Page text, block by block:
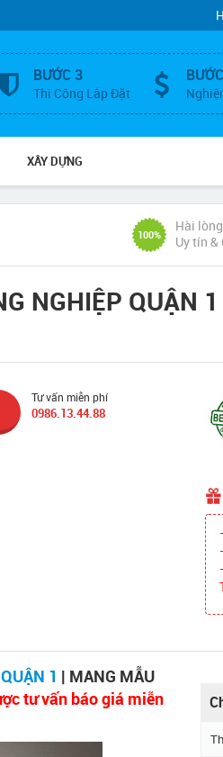
BƯỚC 3
Thi Công Lắp Đặt
XÂY DỰNG
100%
Hài lòng
Uy tín &
NGHIỆP QUẬN 1
Tư vấn miễn phí
0986.13.44.88
1 | MANG MẪU
tư vấn báo giá miễn